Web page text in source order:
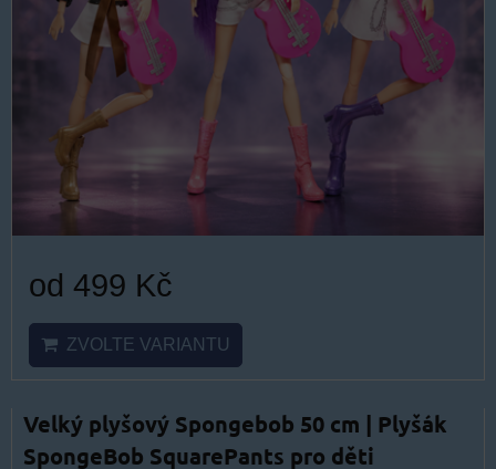
od 499 Kč
ZVOLTE VARIANTU
Velký plyšový Spongebob 50 cm | Plyšák
SpongeBob SquarePants pro děti